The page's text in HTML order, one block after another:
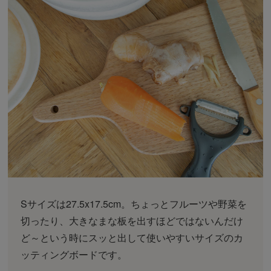
Sサイズは27.5x17.5cm。ちょっとフルーツや野菜を
切ったり、大きなまな板を出すほどではないんだけ
ど～という時にスッと出して使いやすいサイズのカ
ッティングボードです。